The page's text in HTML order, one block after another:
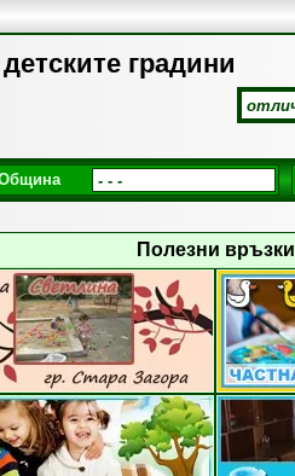
градини
Полезни връзки